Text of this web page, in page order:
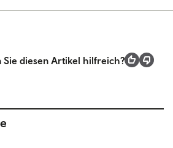
Sie diesen Artikel hilfreich?